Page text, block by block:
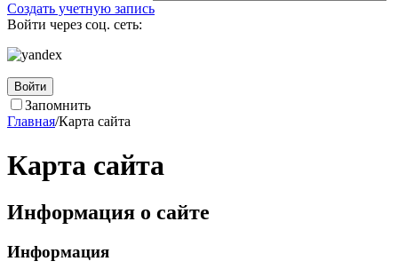
Создать учетную запись
Войти через соц. сеть:
Войти
Запомнить
Главная/Карта сайта
Карта сайта
Информация о сайте
Информация